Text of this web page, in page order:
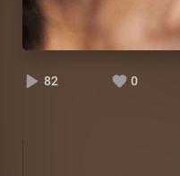
82 0